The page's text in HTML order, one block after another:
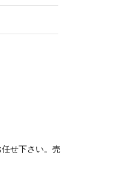
せ下さい。売